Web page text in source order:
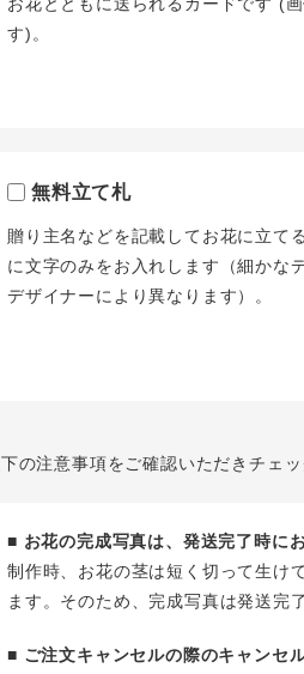
す)。
無料立て札
贈り主名などを記載してお花に立て
に文字のみをお入れします（細かな
デザイナーにより異なります）。
の注意事項をご確認いただきチェ
■ お花の完成写真は、発送完了時に
制作時、お花の茎は短く切って生け
ます。そのため、完成写真は発送完
■ ご注文キャンセルの際のキャンセ